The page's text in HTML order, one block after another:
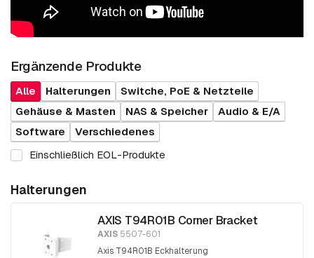
Ergänzende Produkte
Alle Halterungen
Switche, PoE & Netzteile
Gehäuse & Masten
NAS & Speicher
Audio & E/A
Software
Verschiedenes
Einschließlich EOL-Produkte
Halterungen
AXIS T94R01B Corner Bracket
AXIS 5507-601
Axis T94R01B Eckhalterung